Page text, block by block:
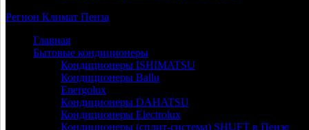
Регион Климат Пенза
Главная
Бытовые кондиционеры
Кондиционеры ISHIMATSU
Кондиционеры Ballu
Energolux
Кондиционеры DAHATSU
Кондиционеры Electrolux
Кондиционеры (сплит-система) SHUFT в Пензе